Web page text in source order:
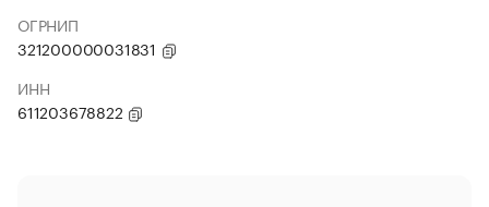
ОГРНИП
321200000031831
ИНН
611203678822